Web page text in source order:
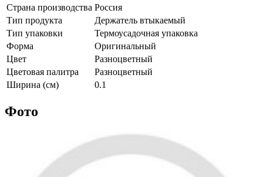
Страна производства Россия
Тип продукта
Держатель втыкаемый
Тип упаковки
Термоусадочная упаковка
Форма
Оригинальный
Цвет
Разноцветный
Цветовая палитра
Разноцветный
Ширина (см)
0.1
Фото